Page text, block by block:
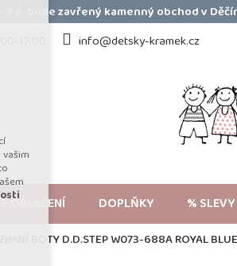
9.8. bude zavřený kamenný obchod v
17:00
info@detsky-kramek.cz
OBLEČENÍ DOPLŇKY %
ZIMNÍ BOTY D.D.STEP W073-688A ROYAL BLUE